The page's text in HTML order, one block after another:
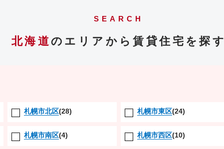
SEARCH
北海道のエリアから賃貸住宅を探す
札幌市北区(28) 札幌市東区(24)
札幌市南区(4) 札幌市西区(10)